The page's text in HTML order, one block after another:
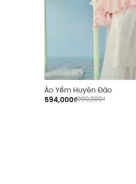
Áo Yếm Huyên Đào
594,000₫990,000₫